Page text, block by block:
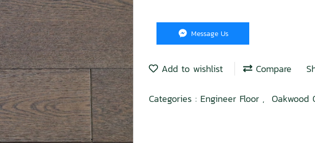
Message Us
Add to wishlist Compare
Categories : Engineer Floor , Oakwood